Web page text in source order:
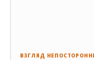
ВЗГЛЯД